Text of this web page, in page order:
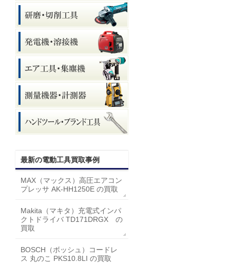
最新の電動工具買取事例
MAX（マックス）高圧エアコン
プレッサ AK-HH1250E の買取
Makita（マキタ）充電式インパ
クトドライバ TD171DRGX の
買取
BOSCH（ボッシュ）コードレ
ス 丸のこ PKS10.8LI の買取